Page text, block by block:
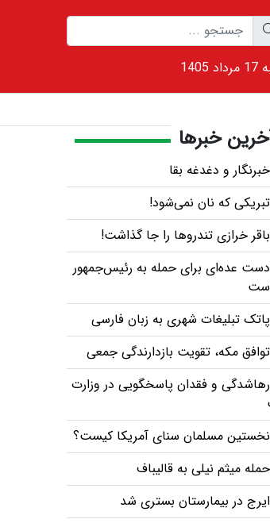
خبرها
خبرنگار و دغدغه بقا
تبریکی که نان نمی‌شود!
باقر خرازی تندروها را جا گذاشت!
دست عده‌ای برای حمله به رئیس‌جمهور
پاتک تبلیغات شهری به زبان فارسی
توافق مکه، تقویت بازدارندگی جمعی
رهاشدگی و فقدان پاسخگویی در وزارت
نخستین مسلمان سنای آمریکا کیست؟
حمله میثم نیلی به قالیباف
ایرج در بیمارستان بستری شد